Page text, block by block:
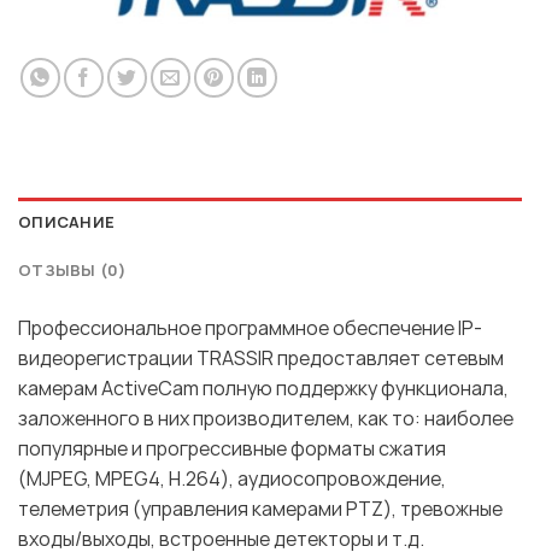
ОПИСАНИЕ
ОТЗЫВЫ (0)
Профессиональное программное обеспечение IP-
видеорегистрации TRASSIR предоставляет сетевым
камерам ActiveCam полную поддержку функционала,
заложенного в них производителем, как то: наиболее
популярные и прогрессивные форматы сжатия
(MJPEG, MPEG4, H.264), аудиосопровождение,
телеметрия (управления камерами PTZ), тревожные
входы/выходы, встроенные детекторы и т.д.